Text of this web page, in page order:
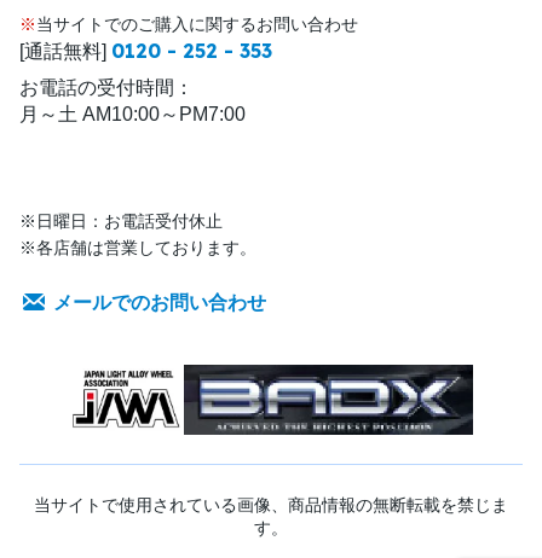
※当サイトでのご購入に関するお問い合わせ
[通話無料] 0120 - 252 - 353
お電話の受付時間：
月～土 AM10:00～PM7:00
※日曜日：お電話受付休止
※各店舗は営業しております。
メールでのお問い合わせ
当サイトで使用されている画像、商品情報の無断転載を禁じま
す。